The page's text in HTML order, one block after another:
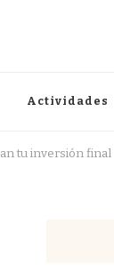
Actividades
tu inversión final